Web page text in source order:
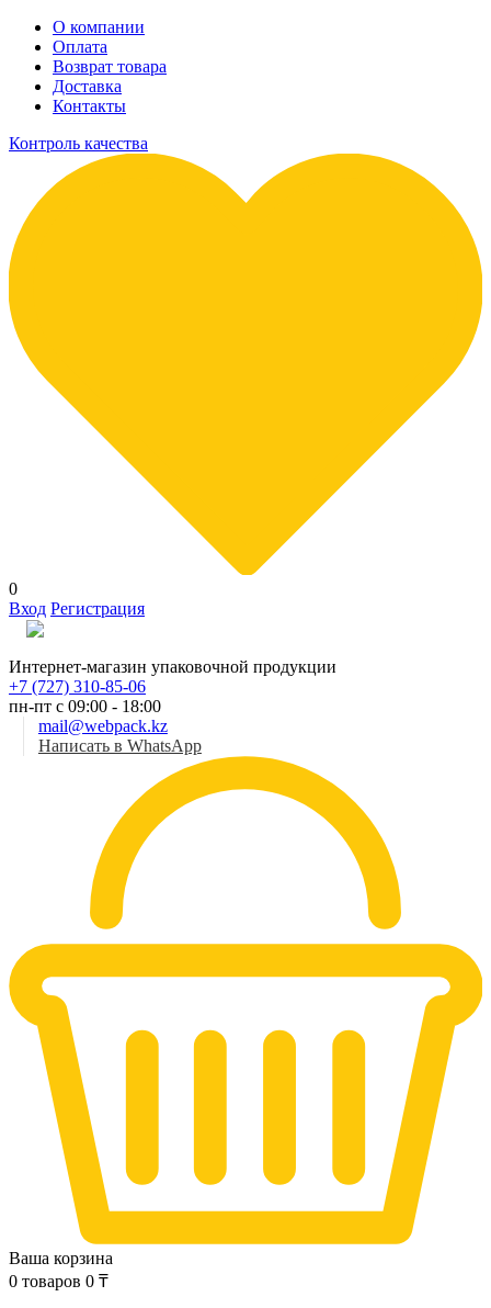
О компании
Оплата
Возврат товара
Доставка
Контакты
Контроль качества
0
Вход Регистрация
Интернет-магазин упаковочной продукции
+7 (727) 310-85-06
пн-пт с 09:00 - 18:00
mail@webpack.kz
Написать в WhatsApp
Ваша корзина
0 товаров 0 ₸